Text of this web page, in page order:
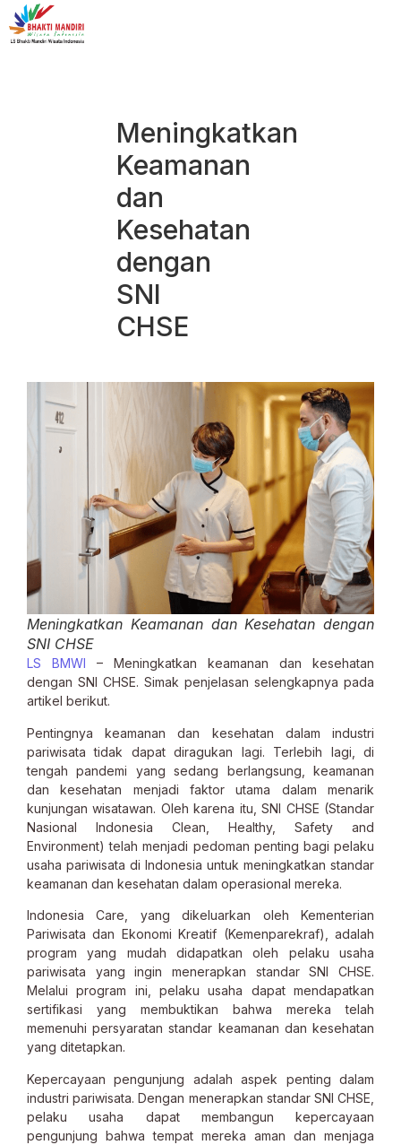
Meningkatkan
Keamanan
dan
Kesehatan
dengan
SNI
CHSE
Meningkatkan Keamanan dan Kesehatan dengan
SNI CHSE
LS BMWI – Meningkatkan keamanan dan kesehatan
dengan SNI CHSE. Simak penjelasan selengkapnya pada
artikel berikut.
Pentingnya keamanan dan kesehatan dalam industri
pariwisata tidak dapat diragukan lagi. Terlebih lagi, di
tengah pandemi yang sedang berlangsung, keamanan
dan kesehatan menjadi faktor utama dalam menarik
kunjungan wisatawan. Oleh karena itu, SNI CHSE (Standar
Nasional Indonesia Clean, Healthy, Safety and
Environment) telah menjadi pedoman penting bagi pelaku
usaha pariwisata di Indonesia untuk meningkatkan standar
keamanan dan kesehatan dalam operasional mereka.
Indonesia Care, yang dikeluarkan oleh Kementerian
Pariwisata dan Ekonomi Kreatif (Kemenparekraf), adalah
program yang mudah didapatkan oleh pelaku usaha
pariwisata yang ingin menerapkan standar SNI CHSE.
Melalui program ini, pelaku usaha dapat mendapatkan
sertifikasi yang membuktikan bahwa mereka telah
memenuhi persyaratan standar keamanan dan kesehatan
yang ditetapkan.
Kepercayaan pengunjung adalah aspek penting dalam
industri pariwisata. Dengan menerapkan standar SNI CHSE,
pelaku usaha dapat membangun kepercayaan
pengunjung bahwa tempat mereka aman dan menjaga